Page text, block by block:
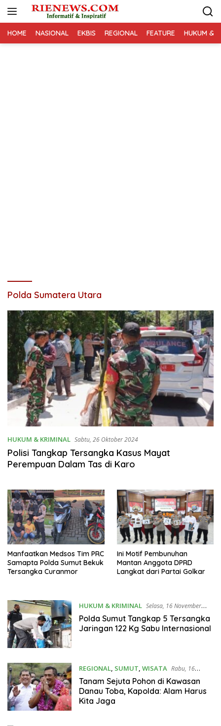
HOME NASIONAL EKBIS REGIONAL FEATURE HUKUM &
Polda Sumatera Utara
HUKUM & KRIMINAL Sabtu, 26 Oktober 2024
Polisi Tangkap Tersangka Kasus Mayat
Perempuan Dalam Tas di Karo
Manfaatkan Medsos Tim PRC
Samapta Polda Sumut Bekuk
Tersangka Curanmor
Ini Motif Pembunuhan
Mantan Anggota DPRD
Langkat dari Partai Golkar
HUKUM & KRIMINAL Selasa, 16 November
2021
Polda Sumut Tangkap 5 Tersangka
Jaringan 122 Kg Sabu Internasional
REGIONAL, SUMUT, WISATA Rabu, 16
Oktober 2019
Tanam Sejuta Pohon di Kawasan
Danau Toba, Kapolda: Alam Harus
Kita Jaga